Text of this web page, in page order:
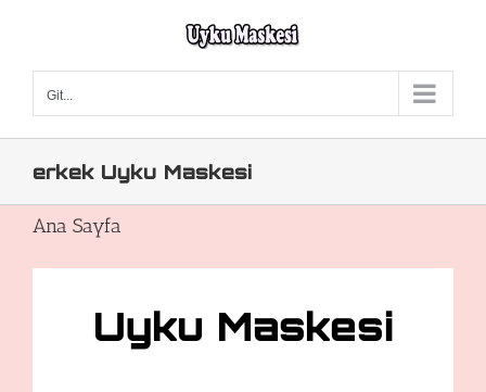
Git...
erkek Uyku Maskesi
Ana Sayfa
Uyku Maskesi